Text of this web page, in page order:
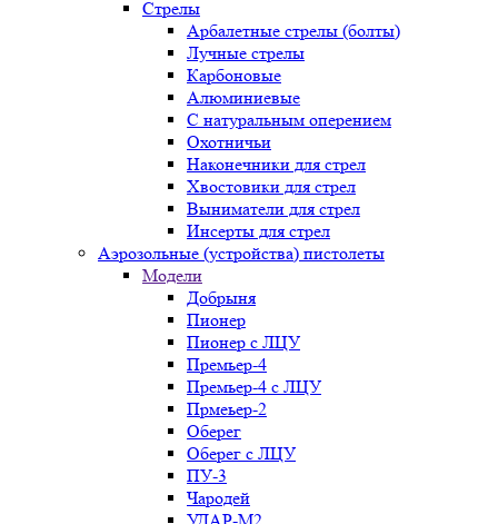
Стрелы
Арбалетные стрелы (болты)
Лучные стрелы
Карбоновые
Алюминиевые
С натуральным оперением
Охотничьи
Наконечники для стрел
Хвостовики для стрел
Выниматели для стрел
Инсерты для стрел
Аэрозольные (устройства) пистолеты
Модели
Добрыня
Пионер
Пионер с ЛЦУ
Премьер-4
Премьер-4 с ЛЦУ
Прмеьер-2
Оберег
Оберег с ЛЦУ
ПУ-3
Чародей